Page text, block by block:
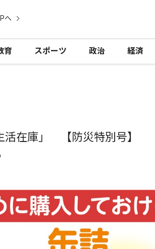
へ
育 スポーツ 政治 経済
在庫」 【防災特別号】